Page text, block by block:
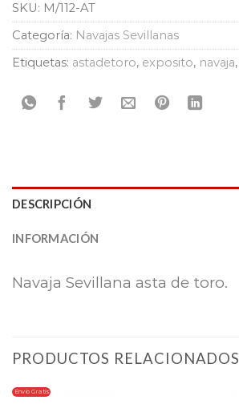
SKU: M/112-AT
Categoría: Navajas Sevillanas
Etiquetas: astadetoro, exposito, navaja,
DESCRIPCIÓN
INFORMACIÓN
Navaja Sevillana asta de toro.
PRODUCTOS RELACIONADOS
Envio Gratis